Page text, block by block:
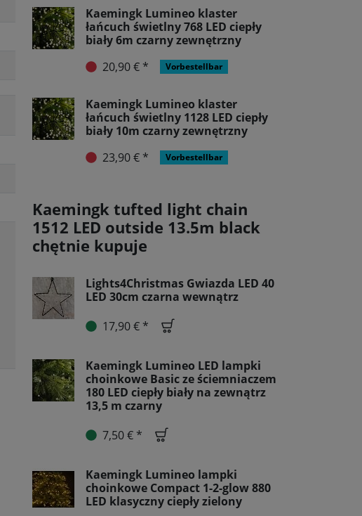
Kaemingk Lumineo klaster
łańcuch świetlny 768 LED ciepły
biały 6m czarny zewnętrzny
20,90 € *
Vorbestellbar
Kaemingk Lumineo klaster
łańcuch świetlny 1128 LED ciepły
biały 10m czarny zewnętrzny
23,90 € *
Vorbestellbar
Kaemingk tufted light chain
1512 LED outside 13.5m black
chętnie kupuje
Lights4Christmas Gwiazda LED 40
LED 30cm czarna wewnątrz
17,90 € *
Kaemingk Lumineo LED lampki
choinkowe Basic ze ściemniaczem
180 LED ciepły biały na zewnątrz
13,5 m czarny
7,50 € *
Kaemingk Lumineo lampki
choinkowe Compact 1-2-glow 880
LED klasyczny ciepły zielony